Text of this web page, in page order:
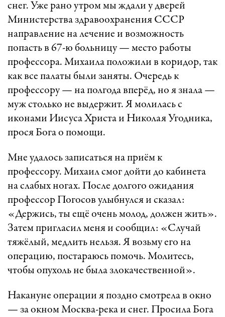
снег. Уже рано утром мы ждали у дверей
Министерства здравоохранения СССР
направление на лечение и возможность
попасть в 67-ю больницу — место работы
профессора. Михаила положили в коридор, так
как все палаты были заняты. Очередь к
профессору — на полгода вперёд, но я знала —
муж столько не выдержит. Я молилась с
иконами Иисуса Христа и Николая Угодника,
прося Бога о помощи.
Мне удалось записаться на приём к
профессору. Михаил смог дойти до кабинета
на слабых ногах. После долгого ожидания
профессор Погосов улыбнулся и сказал:
«Держись, ты ещё очень молод, должен жить».
Затем пригласил меня и сообщил: «Случай
тяжёлый, медлить нельзя. Я возьму его на
операцию, постараюсь помочь. Молитесь,
чтобы опухоль не была злокачественной».
Накануне операции я поздно смотрела в окно
— за окном Москва-река и снег. Просила Бога